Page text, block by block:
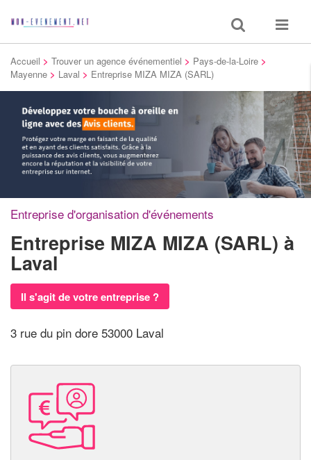
Toggle
search
Toggle
Accueil > Trouver un agence événementiel > Pays-de-la-Loire >
Mayenne > Laval > Entreprise MIZA MIZA (SARL)
Entreprise d'organisation d'événements
Entreprise MIZA MIZA (SARL) à
Laval
Il s'agit de votre entreprise ?
3 rue du pin dore 53000 Laval